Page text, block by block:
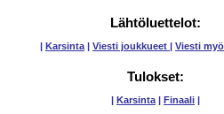
Lähtöluettelot:
Karsinta Viesti joukkueet Viesti
Tulokset:
Karsinta Finaali